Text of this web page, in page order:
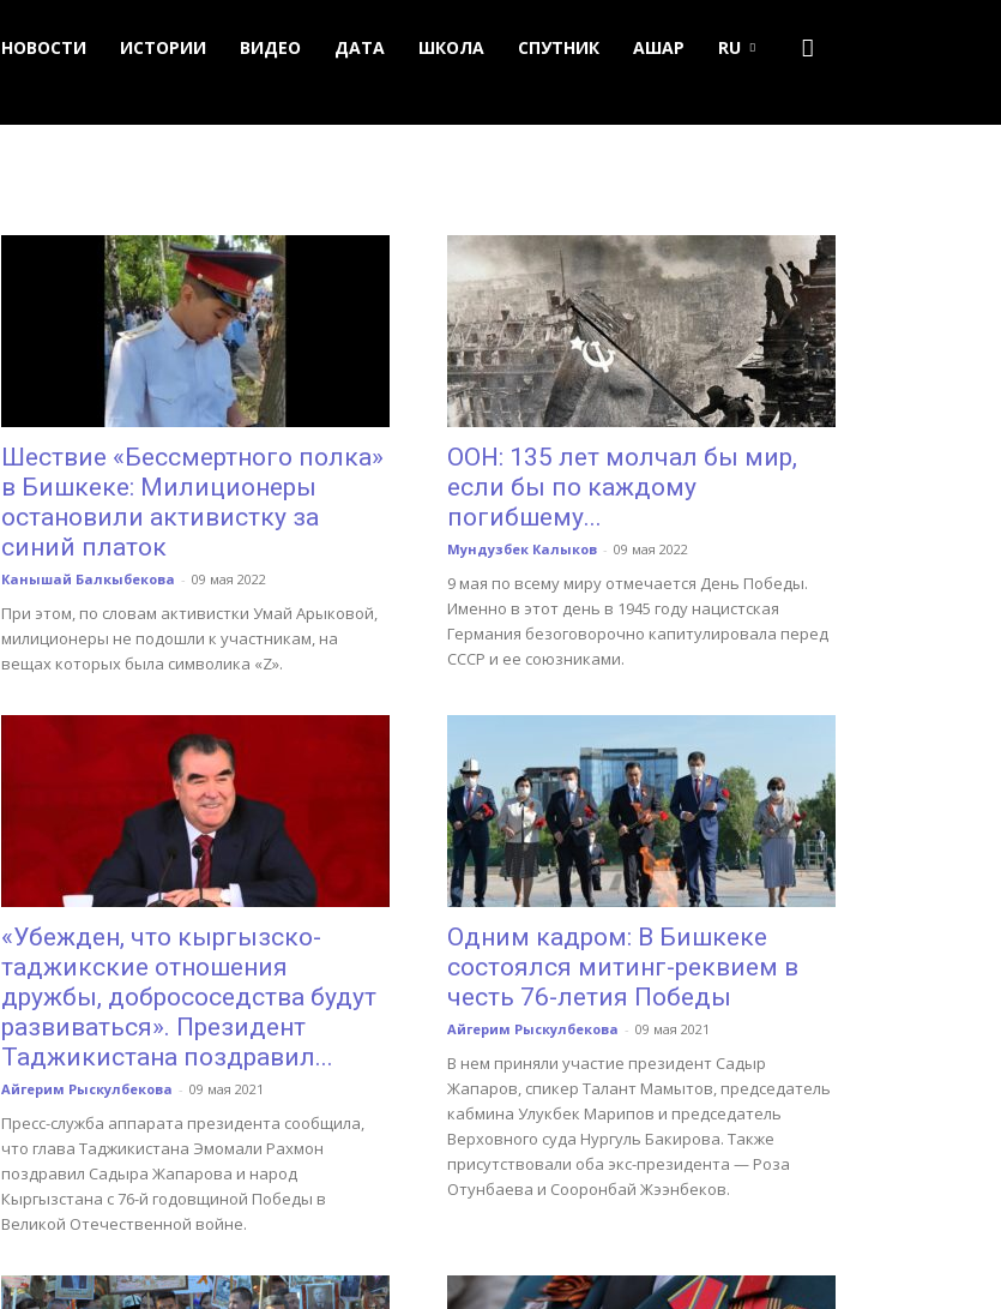
НОВОСТИ ИСТОРИИ ВИДЕО ДАТА ШКОЛА СПУТНИК АШАР RU
Шествие «Бессмертного полка»
в Бишкеке: Милиционеры
остановили активистку за
синий платок
Канышай Балкыбекова - 09 мая 2022
При этом, по словам активистки Умай Арыковой,
милиционеры не подошли к участникам, на
вещах которых была символика «Z».
ООН: 135 лет молчал бы мир,
если бы по каждому
погибшему...
Мундузбек Калыков - 09 мая 2022
9 мая по всему миру отмечается День Победы.
Именно в этот день в 1945 году нацистская
Германия безоговорочно капитулировала перед
СССР и ее союзниками.
«Убежден, что кыргызско-
таджикские отношения
дружбы, добрососедства будут
развиваться». Президент
Таджикистана поздравил...
Айгерим Рыскулбекова - 09 мая 2021
Пресс-служба аппарата президента сообщила,
что глава Таджикистана Эмомали Рахмон
поздравил Садыра Жапарова и народ
Кыргызстана с 76-й годовщиной Победы в
Великой Отечественной войне.
Одним кадром: В Бишкеке
состоялся митинг-реквием в
честь 76-летия Победы
Айгерим Рыскулбекова - 09 мая 2021
В нем приняли участие президент Садыр
Жапаров, спикер Талант Мамытов, председатель
кабмина Улукбек Марипов и председатель
Верховного суда Нургуль Бакирова. Также
присутствовали оба экс-президента — Роза
Отунбаева и Сооронбай Жээнбеков.